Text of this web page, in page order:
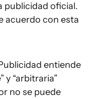
publicidad oficial.
acuerdo con esta
entiende
y “arbitraria”
no se puede